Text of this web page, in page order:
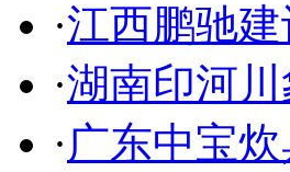
·江西鹏驰
·湖南印河
·广东中宝